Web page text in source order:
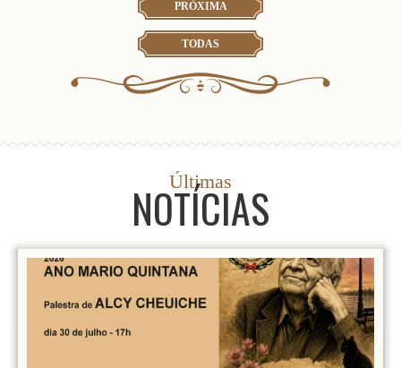
PRÓXIMA
TODAS
Últimas
NOTÍCIAS